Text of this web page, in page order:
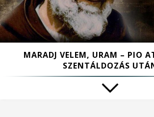
MARADJ VELEM, URAM – PIO
SZENTÁLDOZÁS